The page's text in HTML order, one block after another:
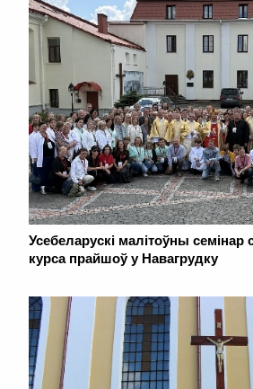
Усебеларускі малітоўны
курса прайшоў у Навагрудку